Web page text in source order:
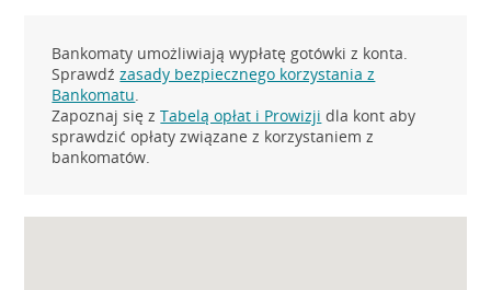
Bankomaty umożliwiają wypłatę gotówki z konta.
Sprawdźzasady bezpiecznego korzystania z
Bankomatu.
Zapoznaj się zTabelą opłat i Prowizji dla kont aby
sprawdzić opłaty związane z korzystaniem z
bankomatów.